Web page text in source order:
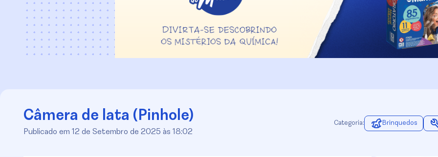
Câmera de lata (Pinhole)
Publicado em 12 de Setembro de 2025 às 18:02
Categoria: Brinquedos